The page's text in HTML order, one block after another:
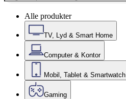
Alle produkter
TV, Lyd & Smart Home
Computer & Kontor
Mobil, Tablet & Smartwatch
Gaming